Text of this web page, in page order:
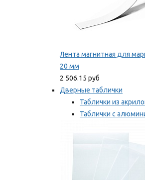
Лента магнитная для
20 мм
2 506.15 руб
Дверные таблички
Таблички из
Таблички с